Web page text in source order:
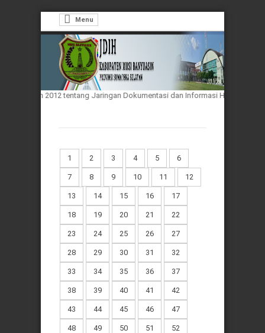
Menu
Tahun 2012 tentang Jaringan Dokumentasi dan Informasi Hukum Nasional
1 2 3 4 5 6
7 8 9 10 11 12
13 14 15 16 17
18 19 20 21 22
23 24 25 26 27
28 29 30 31 32
33 34 35 36 37
38 39 40 41 42
43 44 45 46 47
48 49 50 51 52